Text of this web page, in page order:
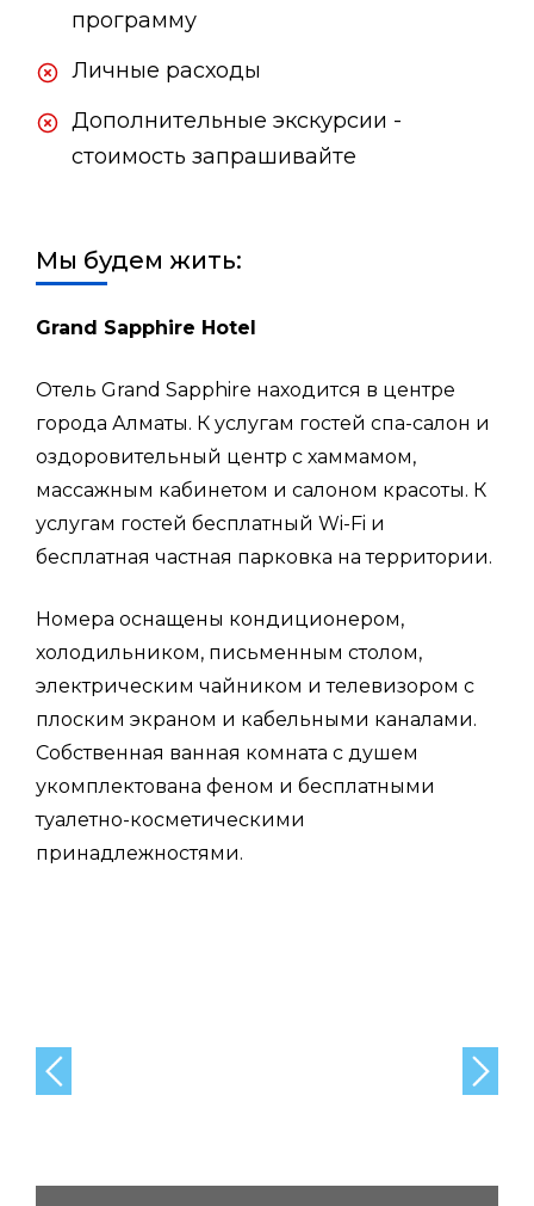
программу
Личные расходы
Дополнительные экскурсии -
стоимость запрашивайте
Мы будем жить:
Grand Sapphire Hotel
Отель Grand Sapphire находится в центре
города Алматы. К услугам гостей спа-салон и
оздоровительный центр с хаммамом,
массажным кабинетом и салоном красоты. К
услугам гостей бесплатный Wi-Fi и
бесплатная частная парковка на территории.
Номера оснащены кондиционером,
холодильником, письменным столом,
электрическим чайником и телевизором с
плоским экраном и кабельными каналами.
Собственная ванная комната с душем
укомплектована феном и бесплатными
туалетно-косметическими
принадлежностями.